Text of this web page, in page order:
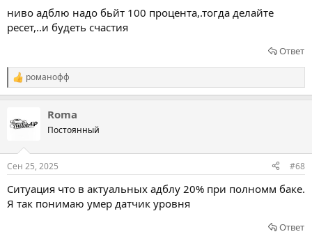
ниво адблю надо бьйт 100 процента,.тогда делайте
ресет,..и будеть счастия
Ответ
Р
е
ц
романофф
Roma
Постоянный
Сен 25, 2025 #68
Ситуация что в актуальных адблу 20% при полномм баке.
Я так понимаю умер датчик уровня
Ответ